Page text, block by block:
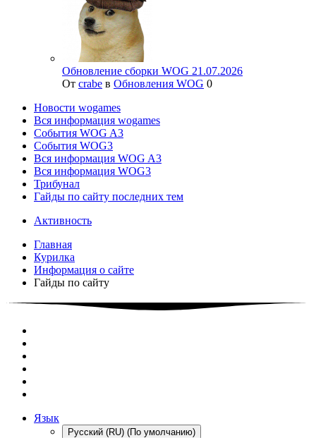
Обновление сборки WOG 21.07.2026
От crabe в Обновления WOG 0
Новости wogames
Вся информация wogames
События WOG A3
События WOG3
Вся информация WOG A3
Вся информация WOG3
Трибунал
Гайды по сайту последних тем
Активность
Главная
Курилка
Информация о сайте
Гайды по сайту
Язык
Русский (RU) (По умолчанию)